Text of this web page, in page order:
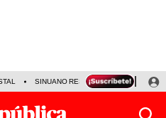
SINUANO RESULTADOS HOY